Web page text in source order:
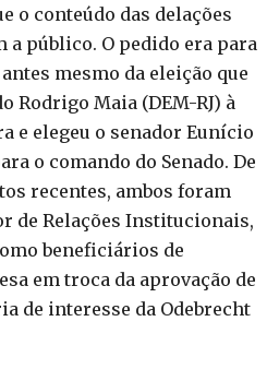
o conteúdo das delações
a público. O pedido era para
mesmo da eleição que
Rodrigo Maia (DEM-RJ) à
e elegeu o senador Eunício
o comando do Senado. De
recentes, ambos foram
de Relações Institucionais,
beneficiários de
em troca da aprovação de
de interesse da Odebrecht